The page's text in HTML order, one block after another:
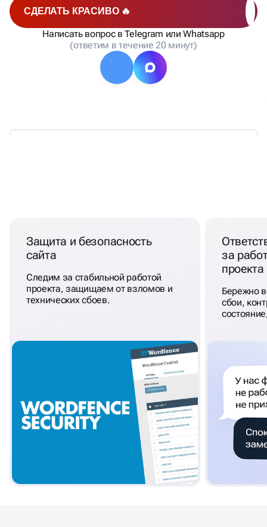
СДЕЛАТЬ КРАСИВО 🔥
Написать вопрос в Telegram или Whatsapp
(ответим в течение 20 минут)
Защита и безопасность
сайта
Следим за стабильной работой
проекта, защищаем от взломов и
технических сбоев.
за
проекта
Бережно
сбои,